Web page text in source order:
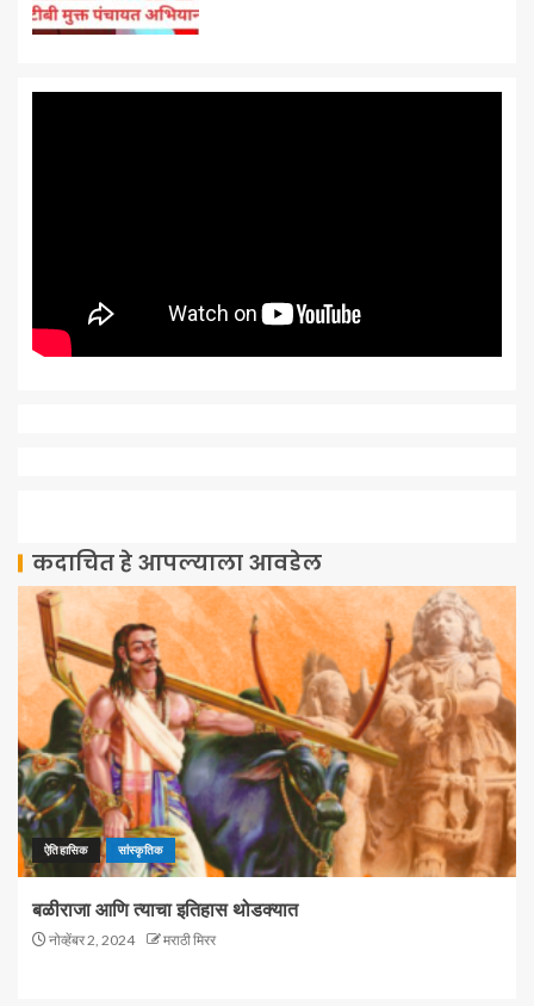
कदाचित हे आपल्याला आवडेल
ऐतिहासिक सांस्कृतिक
बळीराजा आणि त्याचा इतिहास थोडक्यात
नोव्हेंबर 2, 2024 मराठी मिरर